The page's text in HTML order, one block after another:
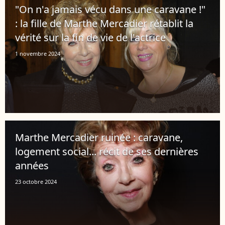
"On n'a jamais vécu dans une caravane !"
: la fille de Marthe Mercadier rétablit la
vérité sur la fin de vie de l'actrice
1 novembre 2024
Marthe Mercadier ruinée : caravane,
logement social... récit de ses dernières
années
23 octobre 2024